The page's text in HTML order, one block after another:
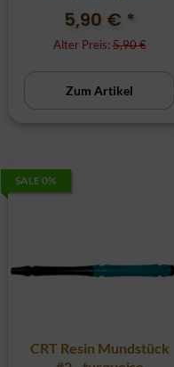
5,90 € *
Alter Preis:5,90 €
Zum Artikel
SALE 0%
CRT Resin Mundstück